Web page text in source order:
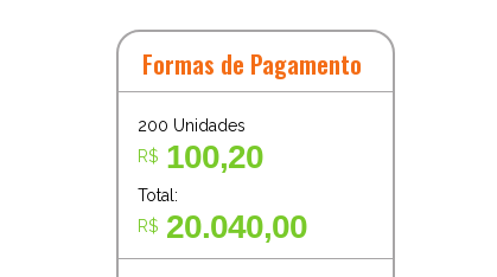
Formas de Pagamento
200 Unidades
R$ 100,20
Total:
R$ 20.040,00